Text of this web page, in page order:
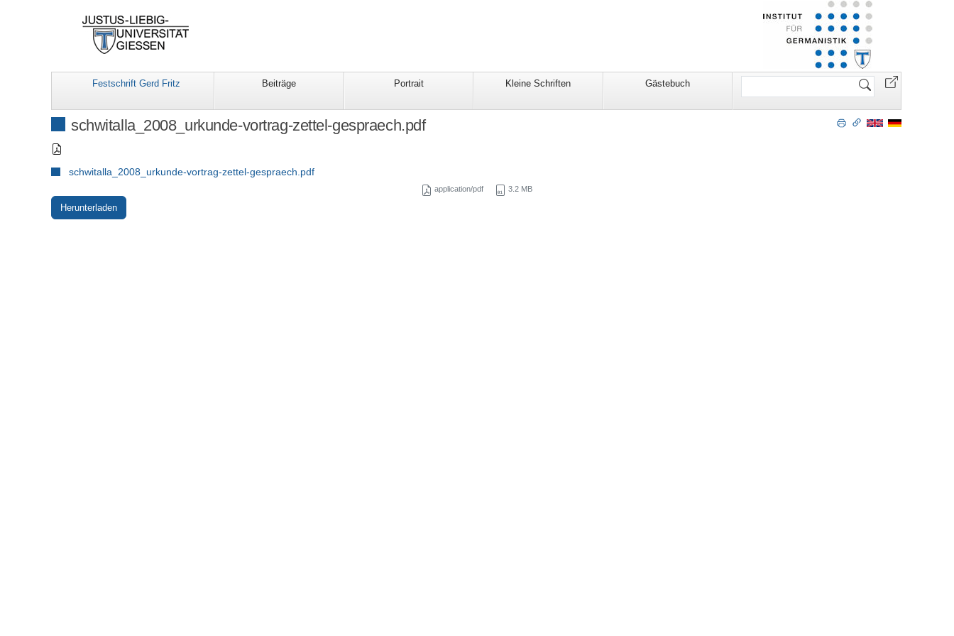
Festschrift Gerd Fritz Beiträge Portrait Kleine Schriften Gästebuch
Website
schwitalla_2008_urkunde-vortrag-zettel-gespraech.pdf
schwitalla_2008_urkunde-vortrag-zettel-gespraech.pdf
application/pdf 3.2 MB
Herunterladen